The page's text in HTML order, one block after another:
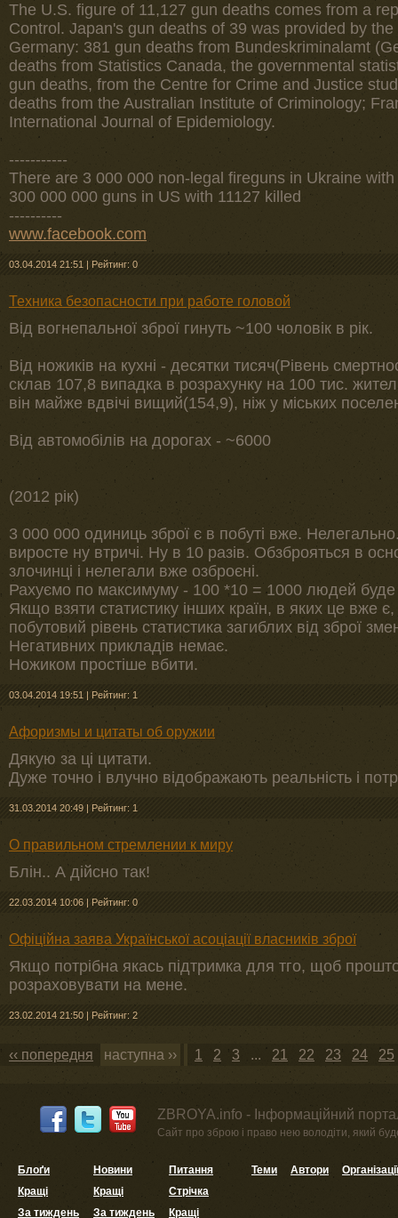
The U.S. figure of 11,127 gun deaths comes from a
Control. Japan's gun deaths of 39 was provided by
Germany: 381 gun deaths from Bundeskriminalamt
deaths from Statistics Canada, the governmental
gun deaths, from the Centre for Crime and Justice
deaths from the Australian Institute of Criminology;
International Journal of Epidemiology.
-----------
There are 3 000 000 non-legal fireguns in Ukraine
300 000 000 guns in US with 11127 killed
----------
www.facebook.com
03.04.2014 21:51 | Рейтинг: 0
Техника безопасности при работе головой
Від вогнепальної зброї гинуть ~100 чоловік в рік.
Від ножиків на кухні - десятки тисяч(Рівень
склав 107,8 випадка в розрахунку на 100 тис.
він майже вдвічі вищий(154,9), ніж у міських
Від автомобілів на дорогах - ~6000
(2012 рік)
3 000 000 одиниць зброї є в побуті вже. Нелегально.
виросте ну втричі. Ну в 10 разів. Обзброяться в
злочинці і нелегали вже озброєні.
Рахуємо по максимуму - 100 *10 = 1000 людей буде
Якщо взяти статистику інших країн, в яких це вже
побутовий рівень статистика загиблих від зброї
Негативних прикладів немає.
Ножиком простіше вбити.
03.04.2014 19:51 | Рейтинг: 1
Афоризмы и цитаты об оружии
Дякую за ці цитати.
Дуже точно і влучно відображають реальність і
31.03.2014 20:49 | Рейтинг: 1
О правильном стремлении к миру
Блін.. А дійсно так!
22.03.2014 10:06 | Рейтинг: 0
Офіційна заява Української асоціації власників зброї
Якщо потрібна якась підтримка для тго, щоб
розраховувати на мене.
23.02.2014 21:50 | Рейтинг: 2
‹‹ попередня наступна ›› 1 2 3 ... 21 22 23 24 25
ZBROYA.info - Інформаційний
Сайт про зброю і право нею володіти, який
Блоґи
Кращі
За тиждень
Новини
Кращі
За тиждень
Питання
Стрічка
Кращі
Теми Автори